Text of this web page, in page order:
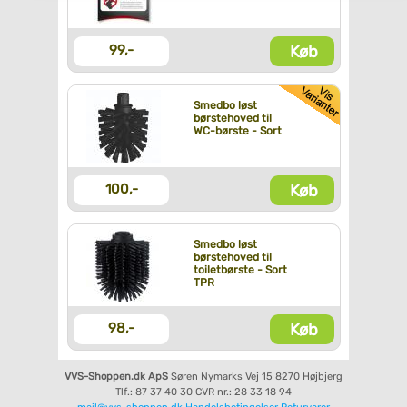
99,- Køb
Smedbo løst
børstehoved til
WC-børste - Sort
100,- Køb
Smedbo løst
børstehoved til
toiletbørste - Sort
TPR
98,- Køb
VVS-Shoppen.dk ApS Søren Nymarks Vej 15 8270 Højbjerg
Tlf.: 87 37 40 30 CVR nr.: 28 33 18 94